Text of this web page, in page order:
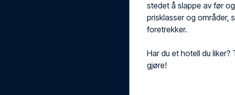
stedet å slappe av før
prisklasser og områder,
foretrekker.
Har du et hotell du
gjøre!